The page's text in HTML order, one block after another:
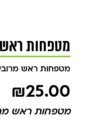
מטפחות ראש
מטפחות ראש
₪25.00
מטפחות ראש